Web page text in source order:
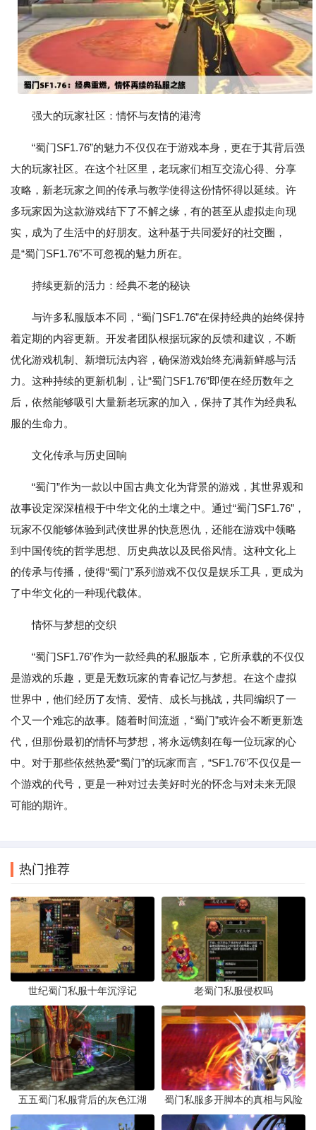
强大的玩家社区：情怀与友情的港湾
“蜀门SF1.76”的魅力不仅仅在于游戏本身，更在于其背后强
大的玩家社区。在这个社区里，老玩家们相互交流心得、分享
攻略，新老玩家之间的传承与教学使得这份情怀得以延续。许
多玩家因为这款游戏结下了不解之缘，有的甚至从虚拟走向现
实，成为了生活中的好朋友。这种基于共同爱好的社交圈，
是“蜀门SF1.76”不可忽视的魅力所在。
持续更新的活力：经典不老的秘诀
与许多私服版本不同，“蜀门SF1.76”在保持经典的始终保持
着定期的内容更新。开发者团队根据玩家的反馈和建议，不断
优化游戏机制、新增玩法内容，确保游戏始终充满新鲜感与活
力。这种持续的更新机制，让“蜀门SF1.76”即便在经历数年之
后，依然能够吸引大量新老玩家的加入，保持了其作为经典私
服的生命力。
文化传承与历史回响
“蜀门”作为一款以中国古典文化为背景的游戏，其世界观和
故事设定深深植根于中华文化的土壤之中。通过“蜀门SF1.76”，
玩家不仅能够体验到武侠世界的快意恩仇，还能在游戏中领略
到中国传统的哲学思想、历史典故以及民俗风情。这种文化上
的传承与传播，使得“蜀门”系列游戏不仅仅是娱乐工具，更成为
了中华文化的一种现代载体。
情怀与梦想的交织
“蜀门SF1.76”作为一款经典的私服版本，它所承载的不仅仅
是游戏的乐趣，更是无数玩家的青春记忆与梦想。在这个虚拟
世界中，他们经历了友情、爱情、成长与挑战，共同编织了一
个又一个难忘的故事。随着时间流逝，“蜀门”或许会不断更新迭
代，但那份最初的情怀与梦想，将永远镌刻在每一位玩家的心
中。对于那些依然热爱“蜀门”的玩家而言，“SF1.76”不仅仅是一
个游戏的代号，更是一种对过去美好时光的怀念与对未来无限
可能的期许。
热门推荐
世纪蜀门私服十年沉浮记 老蜀门私服侵权吗
五五蜀门私服背后的灰色江湖 蜀门私服多开脚本的真相与风险